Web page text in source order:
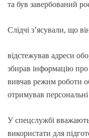
та був завербований
Слідчі з’ясували, що
відстежував адреси
збирав інформацію
вивчав режим роботи
отримував персональні
У спецслужбі
використати для